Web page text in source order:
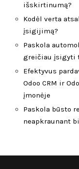
išskirtinumą?
Kodėl verta
įsigijimą?
Paskola
greičiau įsigyti
Efektyvus
Odoo CRM ir
įmonėje
Paskola būsto
neapkraunant